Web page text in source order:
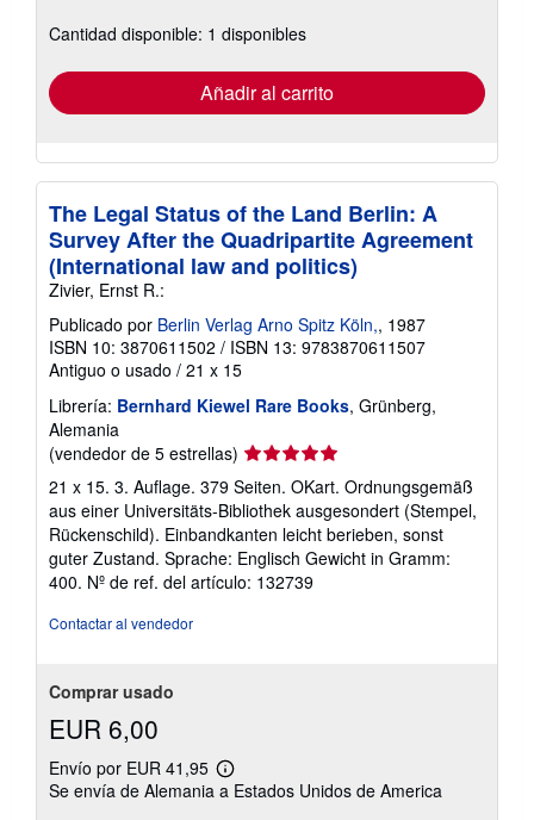
las
tarifas
envío
Cantidad disponible: 1 disponibles
Añadir al carrito
The Legal Status of the Land Berlin: A
Survey After the Quadripartite Agreement
(International law and politics)
Zivier, Ernst R.:
Publicado por Berlin Verlag Arno Spitz Köln,, 1987
ISBN 10: 3870611502 / ISBN 13: 9783870611507
Antiguo o usado / 21 x 15
Librería: Bernhard Kiewel Rare Books, Grünberg,
Alemania
(vendedor de 5 estrellas) Calificación
del
vendedor:
5
de
5
estrellas
21 x 15. 3. Auflage. 379 Seiten. OKart. Ordnungsgemäß
aus einer Universitäts-Bibliothek ausgesondert (Stempel,
Rückenschild). Einbandkanten leicht berieben, sonst
guter Zustand. Sprache: Englisch Gewicht in Gramm:
400. Nº de ref. del artículo: 132739
Contactar al vendedor
Comprar usado
EUR 6,00
Envío por EUR 41,95
Más
información
Se envía de Alemania a Estados Unidos de America